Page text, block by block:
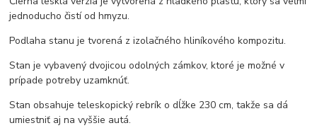
jednoducho čistí od hmyzu.
Podlaha stanu je tvorená z izolačného hliníkového kompozitu.
Stan je vybavený dvojicou odolných zámkov, ktoré je možné v
prípade potreby uzamknúť.
Stan obsahuje teleskopický rebrík o dĺžke 230 cm, takže sa dá
umiestniť aj na vyššie autá.